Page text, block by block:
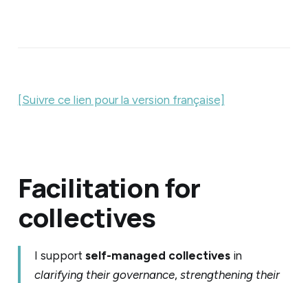
[Suivre ce lien pour la version française]
Facilitation for
collectives
I support self-managed collectivesin
clarifying their governance, strengthening their